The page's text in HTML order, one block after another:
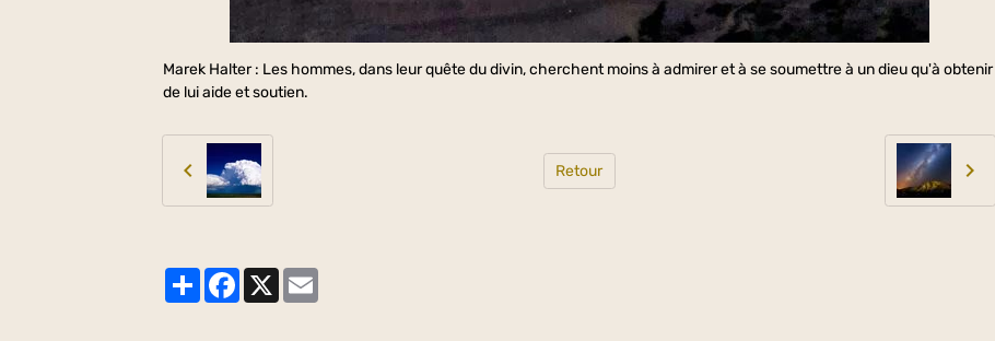
Marek Halter : Les hommes, dans leur quête du divin, cherchent moins à admirer et à se soumettre à un dieu qu'à obtenir
de lui aide et soutien.
Retour
PartagerFacebook
X